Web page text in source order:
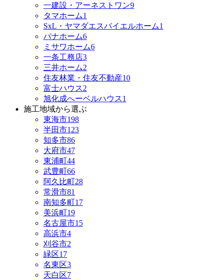
一建設・アーネストワン9
タマホーム1
SxL・ヤマダエスバイエルホーム1
パナホーム6
ミサワホーム6
一条工務店3
三井ホーム2
住友林業・住友不動産10
富士ハウス2
旭化成へーベルハウス1
施工地域から選ぶ
東海市198
半田市123
知多市86
大府市47
東浦町44
武豊町66
阿久比町28
常滑市81
南知多町17
美浜町19
名古屋市15
高浜市4
刈谷市2
緑区17
名東区3
天白区7